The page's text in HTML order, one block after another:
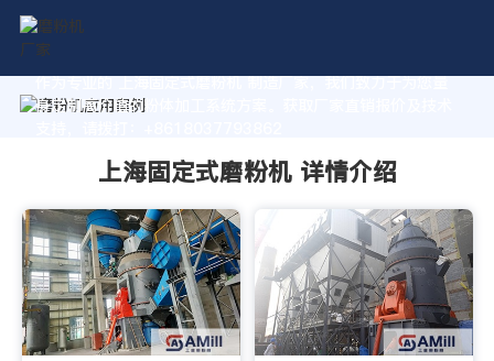
作为专业的 上海固定式磨粉机 制造厂家，我们致力于为您量
身定制高价值的粉体加工系统方案。获取厂家直销报价及技术
上海固定式磨粉机 详情介绍